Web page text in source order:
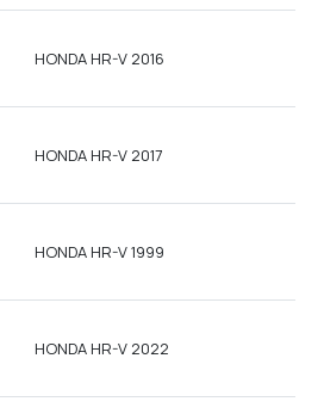
HONDA HR-V 2016
HONDA HR-V 2017
HONDA HR-V 1999
HONDA HR-V 2022